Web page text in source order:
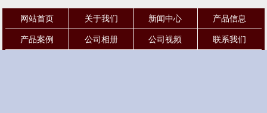
网站首页 关于我们 新闻中心 产品信息
产品案例 公司相册 公司视频 联系我们